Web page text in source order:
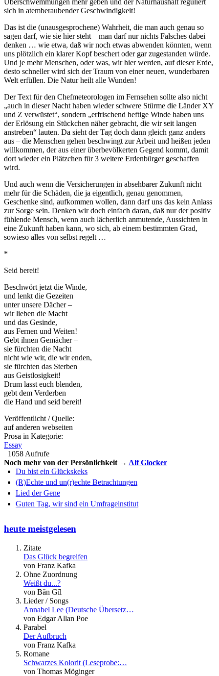
Überschwemmungen mehr geben und der Naturhaushalt reguliert
sich in atemberaubender Geschwindigkeit!
Das ist die (unausgesprochene) Wahrheit, die man auch genau so
sagen darf, wie sie hier steht – man darf nur nichts Falsches dabei
denken … wie etwa, daß wir noch etwas abwenden könnten, wenn
uns plötzlich ein klarer Kopf beschert oder gar zugestanden würde.
Und je mehr Menschen, oder was, wir hier werden, auf dieser Erde,
desto schneller wird sich der Traum von einer neuen, wunderbaren
Welt erfüllen. Die Natur heilt alle Wunden!
Der Text für den Chefmeteorologen im Fernsehen sollte also nicht
„auch in dieser Nacht haben wieder schwere Stürme die Länder XY
und Z verwüstet“, sondern „erfrischend heftige Winde haben uns
der Erlösung ein Stückchen näher gebracht, die wir seit langen
anstreben“ lauten. Da sieht der Tag doch dann gleich ganz anders
aus – die Menschen gehen beschwingt zur Arbeit und heißen jeden
willkommen, der aus einer überbevölkerten Gegend kommt, damit
dort wieder ein Plätzchen für 3 weitere Erdenbürger geschaffen
wird.
Und auch wenn die Versicherungen in absehbarer Zukunft nicht
mehr für die Schäden, die ja eigentlich, genau genommen,
Geschenke sind, aufkommen wollen, dann darf uns das kein Anlass
zur Sorge sein. Denken wir doch einfach daran, daß nur der positiv
fühlende Mensch, wenn auch lächerlich anmutende, Aussichten in
eine Zukunft haben kann, wo sich, ab einem bestimmten Grad,
sowieso alles von selbst regelt …
*
Seid bereit!
Beschwört jetzt die Winde,
und lenkt die Gezeiten
unter unsere Dächer –
wir lieben die Macht
und das Gesinde,
aus Fernen und Weiten!
Gebt ihnen Gemächer –
sie fürchten die Nacht
nicht wie wir, die wir enden,
sie fürchten das Sterben
aus Geistlosigkeit!
Drum lasst euch blenden,
gebt dem Verderben
die Hand und seid bereit!
Veröffentlicht / Quelle:
auf anderen webseiten
Prosa in Kategorie:
Essay
1058 Aufrufe
Noch mehr von der Persönlichkeit → Alf Glocker
Du bist ein Glückskeks
(R)Echte und un(r)echte Betrachtungen
Lied der Gene
Guten Tag, wir sind ein Umfrageinstitut
heute meistgelesen
Zitate
Das Glück begreifen
von Franz Kafka
Ohne Zuordnung
Weißt du...?
von Bân Gîl
Lieder / Songs
Annabel Lee (Deutsche Übersetz…
von Edgar Allan Poe
Parabel
Der Aufbruch
von Franz Kafka
Romane
Schwarzes Kolorit (Leseprobe:…
von Thomas Möginger